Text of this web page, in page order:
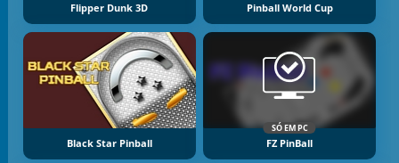
Flipper Dunk 3D Pinball World Cup
Black Star Pinball
SÓ EM PC
FZ PinBall